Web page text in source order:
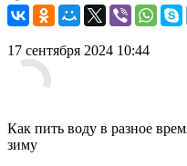
17 сентября 2024 10:44
Как пить воду в разное
зиму